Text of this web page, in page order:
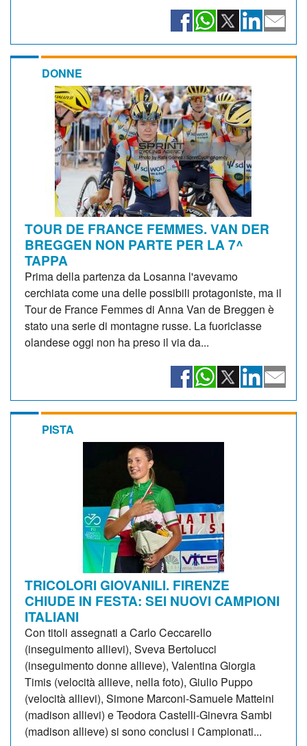
DONNE
TOUR DE FRANCE FEMMES. VAN DER
BREGGEN NON PARTE PER LA 7^
TAPPA
Prima della partenza da Losanna l'avevamo
cerchiata come una delle possibili protagoniste, ma il
Tour de France Femmes di Anna Van de Breggen è
stato una serie di montagne russe. La fuoriclasse
olandese oggi non ha preso il via da...
PISTA
TRICOLORI GIOVANILI. FIRENZE
CHIUDE IN FESTA: SEI NUOVI CAMPIONI
ITALIANI
Con titoli assegnati a Carlo Ceccarello
(inseguimento allievi), Sveva Bertolucci
(inseguimento donne allieve), Valentina Giorgia
Timis (velocità allieve, nella foto), Giulio Puppo
(velocità allievi), Simone Marconi-Samuele Matteini
(madison allievi) e Teodora Castelli-Ginevra Sambi
(madison allieve) si sono conclusi i Campionati...